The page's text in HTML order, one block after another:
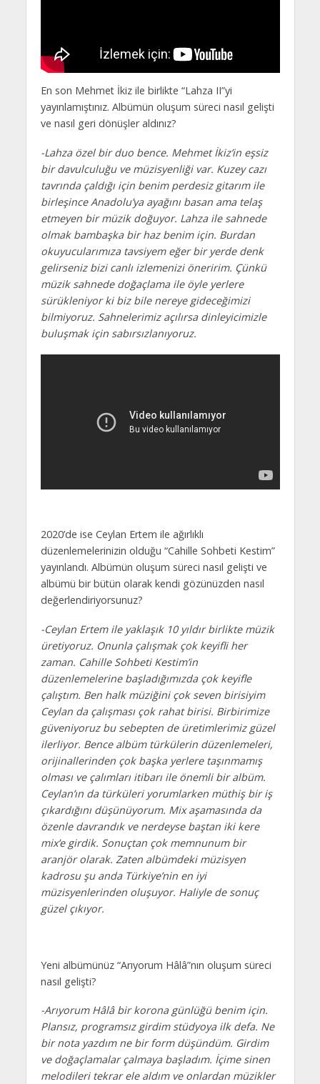
En son Mehmet İkiz ile birlikte “Lahza II”yi
yayınlamıştınız. Albümün oluşum süreci nasıl gelişti
ve nasıl geri dönüşler aldınız?
-Lahza özel bir duo bence. Mehmet İkiz’in eşsiz
bir davulculuğu ve müzisyenliği var. Kuzey cazı
tavrında çaldığı için benim perdesiz gitarım ile
birleşince Anadolu’ya ayağını basan ama telaş
etmeyen bir müzik doğuyor. Lahza ile sahnede
olmak bambaşka bir haz benim için. Burdan
okuyucularımıza tavsiyem eğer bir yerde denk
gelirseniz bizi canlı izlemenizi öneririm. Çünkü
müzik sahnede doğaçlama ile öyle yerlere
sürükleniyor ki biz bile nereye gideceğimizi
bilmiyoruz. Sahnelerimiz açılırsa dinleyicimizle
buluşmak için sabırsızlanıyoruz.
2020’de ise Ceylan Ertem ile ağırlıklı
düzenlemelerinizin olduğu “Cahille Sohbeti Kestim”
yayınlandı. Albümün oluşum süreci nasıl gelişti ve
albümü bir bütün olarak kendi gözünüzden nasıl
değerlendiriyorsunuz?
-Ceylan Ertem ile yaklaşık 10 yıldır birlikte müzik
üretiyoruz. Onunla çalışmak çok keyifli her
zaman. Cahille Sohbeti Kestim’in
düzenlemelerine başladığımızda çok keyifle
çalıştım. Ben halk müziğini çok seven birisiyim
Ceylan da çalışması çok rahat birisi. Birbirimize
güveniyoruz bu sebepten de üretimlerimiz güzel
ilerliyor. Bence albüm türkülerin düzenlemeleri,
orijinallerinden çok başka yerlere taşınmamış
olması ve çalımları itibarı ile önemli bir albüm.
Ceylan’ın da türküleri yorumlarken müthiş bir iş
çıkardığını düşünüyorum. Mix aşamasında da
özenle davrandık ve nerdeyse baştan iki kere
mix’e girdik. Sonuçtan çok memnunum bir
aranjör olarak. Zaten albümdeki müzisyen
kadrosu şu anda Türkiye’nin en iyi
müzisyenlerinden oluşuyor. Haliyle de sonuç
güzel çıkıyor.
Yeni albümünüz “Arıyorum Hâlâ”nın oluşum süreci
nasıl gelişti?
-Arıyorum Hâlâ bir korona günlüğü benim için.
Plansız, programsız girdim stüdyoya ilk defa. Ne
bir nota yazdım ne bir form düşündüm. Girdim
ve doğaçlamalar çalmaya başladım. İçime sinen
melodileri tekrar ele aldım ve onlardan müzikler